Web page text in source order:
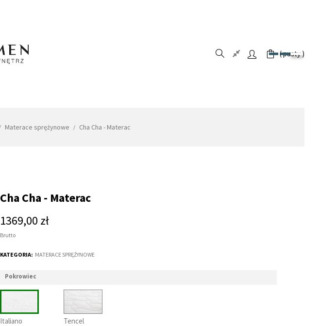
pusty
Materace sprężynowe Cha Cha - Materac
Cha Cha - Materac
1369,00 zł
Brutto
KATEGORIA: MATERACE SPRĘŻYNOWE
Pokrowiec
Italiano Tencel